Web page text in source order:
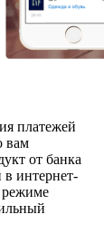
платежей
вам
от банка
интернет-
режиме